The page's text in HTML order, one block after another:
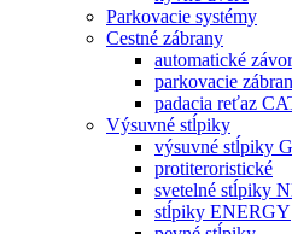
Parkovacie systémy
Cestné zábrany
automatické
parkovacie
padacia reťaz
Výsuvné stĺpiky
výsuvné stĺpiky
protiteroristické
svetelné stĺpiky
stĺpiky ENERGY